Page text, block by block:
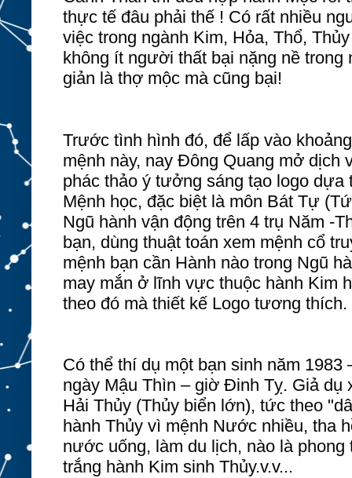
thực tế đâu phải thế ! Có rất nhiều
việc trong ngành Kim, Hỏa, Thổ,
không ít người thất bại nặng nề
giản là thợ mộc mà cũng bại!
Trước tình hình đó, để lấp vào
mệnh này, nay Đông Quang mở dịch
phác thảo ý tưởng sáng tạo logo
Mệnh học, đặc biệt là môn Bát Tự
Ngũ hành vận động trên 4 trụ Năm -
bạn, dùng thuật toán xem mệnh cổ
mệnh bạn cần Hành nào trong Ngũ
may mắn ở lĩnh vực thuộc hành Kim
theo đó mà thiết kế Logo tương thích.
Có thể thí dụ một bạn sinh năm
ngày Mậu Thìn – giờ Đinh Tỵ. Giả dụ
Hải Thủy (Thủy biển lớn), tức theo
hành Thủy vì mệnh Nước nhiều, tha
nước uống, làm du lịch, nào là phong
trắng hành Kim sinh Thủy.v.v...